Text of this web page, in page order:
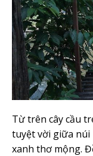
Từ trên cây cầu
tuyệt vời giữa
xanh thơ mộng.